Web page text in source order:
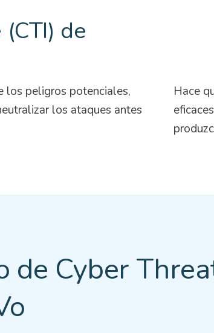
de
los peligros potenciales,
los ataques antes
Hace
de Cyber